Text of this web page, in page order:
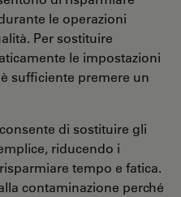
le operazioni
Per sostituire
le impostazioni
sufficiente premere un
di sostituire gli
riducendo i
tempo e fatica.
contaminazione perché